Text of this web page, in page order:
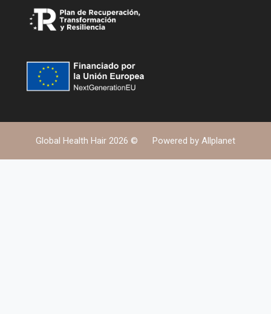
Global Health Hair 2026 © Powered by Allplanet